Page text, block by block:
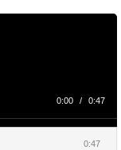
0:00 / 0:47
0:47